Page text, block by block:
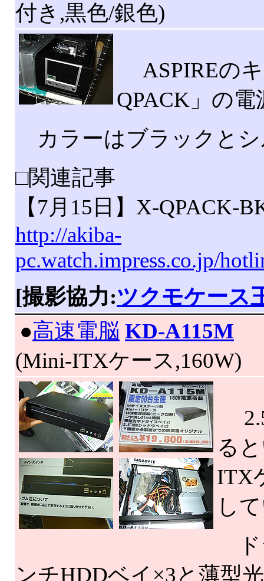
付き,黒色/銀色)
ASPIREのキ
QPACK」の
カラーはブラックと
□関連記事
【7月15日】X-QPACK-
http://akiba-
pc.watch.impress.co.jp/
[撮影協力:ツクモケース
●高速電脳 KD-A115M
(Mini-ITXケース,160W)
る
ITX
し
ド
ンチHDDベイ×3と薄型